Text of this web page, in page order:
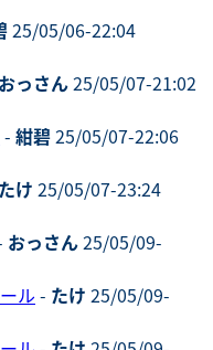
25/05/06-22:04
おっさん25/05/07-21:02
- 紺碧25/05/07-22:06
たけ 25/05/07-23:24
おっさん25/05/09-
ル - たけ 25/05/09-